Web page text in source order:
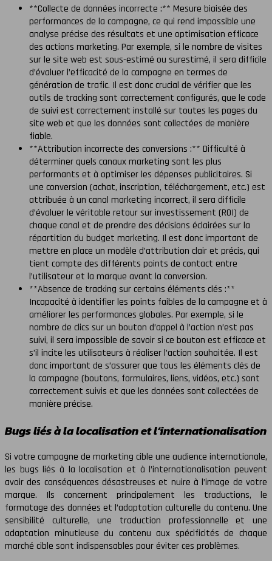
**Collecte de données incorrecte :** Mesure biaisée des
performances de la campagne, ce qui rend impossible une
analyse précise des résultats et une optimisation efficace
des actions marketing. Par exemple, si le nombre de visites
sur le site web est sous-estimé ou surestimé, il sera difficile
d’évaluer l’efficacité de la campagne en termes de
génération de trafic. Il est donc crucial de vérifier que les
outils de tracking sont correctement configurés, que le code
de suivi est correctement installé sur toutes les pages du
site web et que les données sont collectées de manière
fiable.
**Attribution incorrecte des conversions :** Difficulté à
déterminer quels canaux marketing sont les plus
performants et à optimiser les dépenses publicitaires. Si
une conversion (achat, inscription, téléchargement, etc.) est
attribuée à un canal marketing incorrect, il sera difficile
d’évaluer le véritable retour sur investissement (ROI) de
chaque canal et de prendre des décisions éclairées sur la
répartition du budget marketing. Il est donc important de
mettre en place un modèle d’attribution clair et précis, qui
tient compte des différents points de contact entre
l’utilisateur et la marque avant la conversion.
**Absence de tracking sur certains éléments clés :**
Incapacité à identifier les points faibles de la campagne et à
améliorer les performances globales. Par exemple, si le
nombre de clics sur un bouton d’appel à l’action n’est pas
suivi, il sera impossible de savoir si ce bouton est efficace et
s’il incite les utilisateurs à réaliser l’action souhaitée. Il est
donc important de s’assurer que tous les éléments clés de
la campagne (boutons, formulaires, liens, vidéos, etc.) sont
correctement suivis et que les données sont collectées de
manière précise.
Bugs liés à la localisation et l’internationalisation
Si votre campagne de marketing cible une audience internationale,
les bugs liés à la localisation et à l’internationalisation peuvent
avoir des conséquences désastreuses et nuire à l’image de votre
marque. Ils concernent principalement les traductions, le
formatage des données et l’adaptation culturelle du contenu. Une
sensibilité culturelle, une traduction professionnelle et une
adaptation minutieuse du contenu aux spécificités de chaque
marché cible sont indispensables pour éviter ces problèmes.